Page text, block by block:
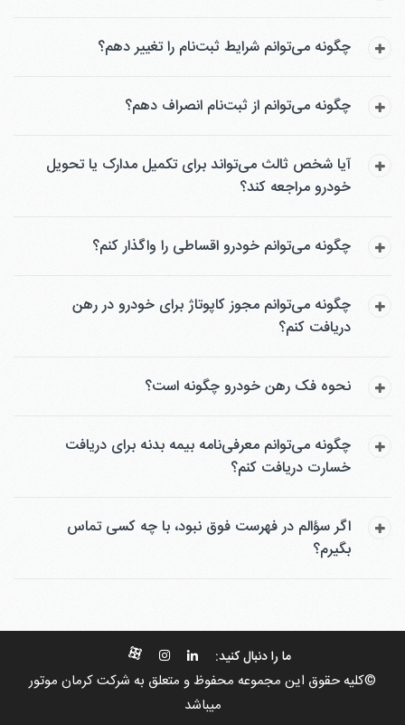
چگونه می‌توانم شرایط ثبت‌نام را تغییر دهم؟
چگونه می‌توانم از ثبت‌نام انصراف دهم؟
آیا شخص ثالث می‌تواند برای تکمیل مدارک یا تحویل
خودرو مراجعه کند؟
چگونه می‌توانم خودرو اقساطی را واگذار کنم؟
چگونه می‌توانم مجوز کاپوتاژ برای خودرو در رهن
دریافت کنم؟
نحوه فک رهن خودرو چگونه است؟
چگونه می‌توانم معرفی‌نامه بیمه بدنه برای دریافت
خسارت دریافت کنم؟
اگر سؤالم در فهرست فوق نبود، با چه کسی تماس
بگیرم؟
ما را دنبال کنید:
©کلیه حقوق این مجموعه محفوظ و متعلق به شرکت کرمان موتور
میباشد